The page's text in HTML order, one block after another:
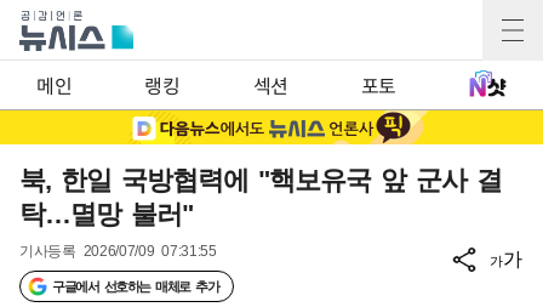
메인 랭킹 섹션 포토
북, 한일 국방협력에 "핵보유국 앞 군사 결
탁…멸망 불러"
기사등록 2026/07/09 07:31:55
구글에서 선호하는 매체로 추가
가가